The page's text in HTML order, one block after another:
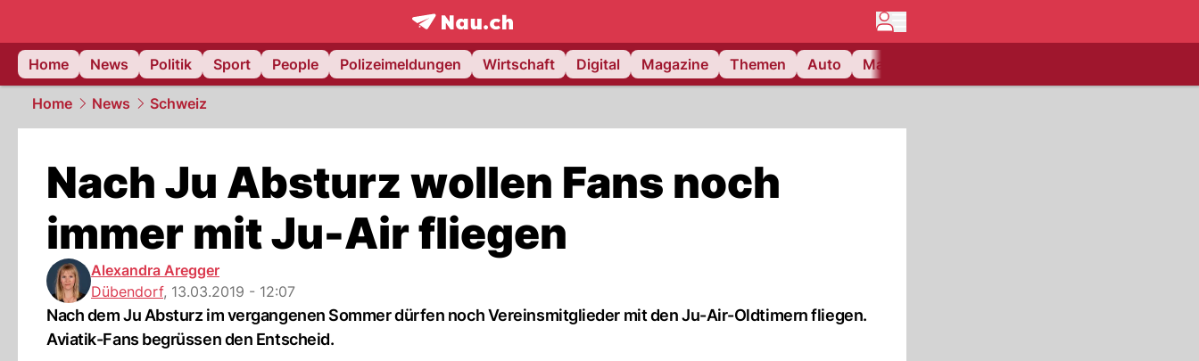
frontpage.NAU.ch
Home
News Politik Sport People Polizeimeldungen Wirtschaft Digital Magazine Themen Auto Matchcenter
Home News Schweiz
Nach Ju Absturz wollen Fans noch
immer mit Ju-Air fliegen
Alexandra Aregger
Dübendorf, 13.03.2019 - 12:07
Nach dem Ju Absturz im vergangenen Sommer dürfen noch Vereinsmitglieder mit den Ju-Air-Oldtimern fliegen.
Aviatik-Fans begrüssen den Entscheid.